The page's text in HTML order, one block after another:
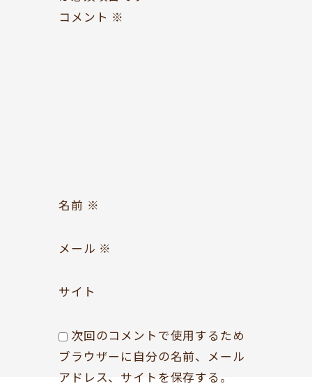
コメント ※
名前 ※
メール ※
サイト
次回のコメントで使用するため
ブラウザーに自分の名前、メール
アドレス、サイトを保存する。